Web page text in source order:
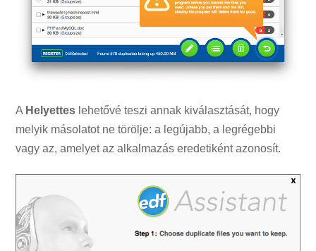
A Helyettes lehetővé teszi annak kiválasztását, hogy
melyik másolatot ne törölje: a legújabb, a legrégebbi
vagy az, amelyet az alkalmazás eredetiként azonosít.